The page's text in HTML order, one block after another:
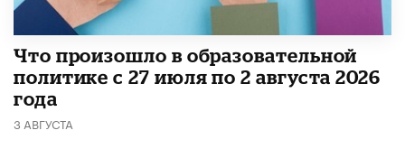
​Что произошло в образовательной
политике с 27 июля по 2 августа 2026
года
3 АВГУСТА